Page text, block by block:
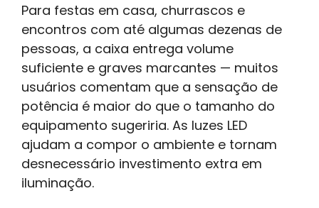
Para festas em casa, churrascos e
encontros com até algumas dezenas de
pessoas, a caixa entrega volume
suficiente e graves marcantes — muitos
usuários comentam que a sensação de
potência é maior do que o tamanho do
equipamento sugeriria. As luzes LED
ajudam a compor o ambiente e tornam
desnecessário investimento extra em
iluminação.